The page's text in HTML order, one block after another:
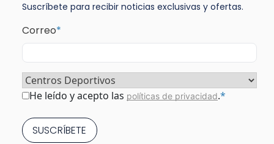
Suscríbete para recibir noticias exclusivas y ofertas.
Correo*
Sector*
Consentimiento*
He leído y acepto las políticas de privacidad.*